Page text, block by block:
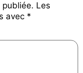
Les
avec *